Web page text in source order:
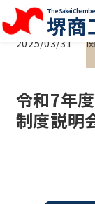
The Sakai
堺商
2025/03/31
令和7年
制度説明